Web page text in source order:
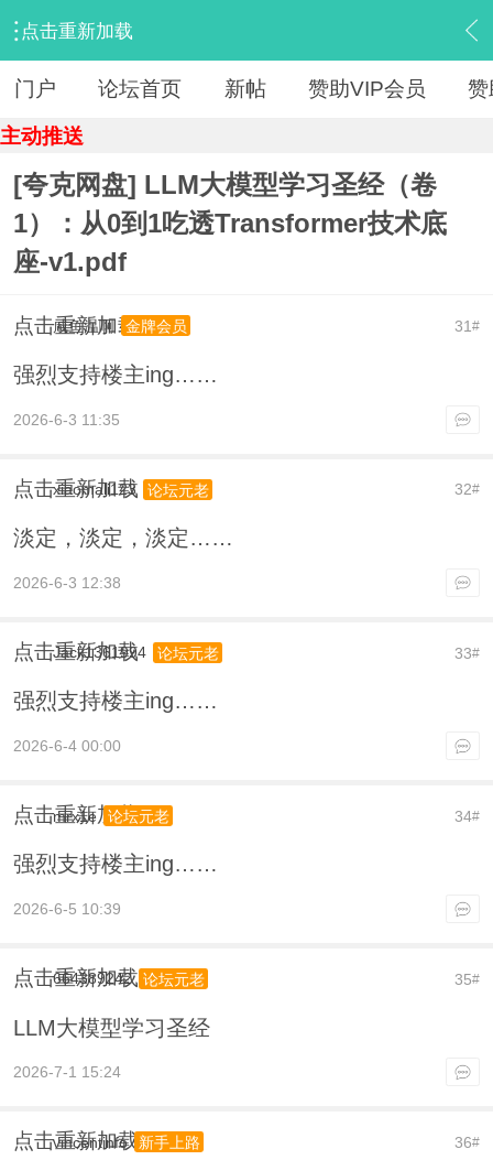
点击重新加载
› 【 资源区 】 › 『电子书』 › 内容
门户 论坛首页 新帖 赞助VIP会员 赞
主动推送
[夸克网盘] LLM大模型学习圣经（卷
1）：从0到1吃透Transformer技术底
座-v1.pdf
点击重新加载 31#
咸鱼温啊 金牌会员
强烈支持楼主ing……
2026-6-3 11:35
点击重新加载 32#
xiaomali123 论坛元老
淡定，淡定，淡定……
2026-6-3 12:38
点击重新加载 33#
Jack1361994 论坛元老
强烈支持楼主ing……
2026-6-4 00:00
点击重新加载 34#
mrx1e 论坛元老
强烈支持楼主ing……
2026-6-5 10:39
点击重新加载 35#
664389242 论坛元老
LLM大模型学习圣经
2026-7-1 15:24
点击重新加载 36#
vincentinfo 新手上路